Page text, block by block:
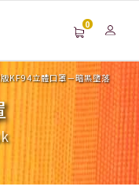
0
KF94立體口罩－暗黑墮落